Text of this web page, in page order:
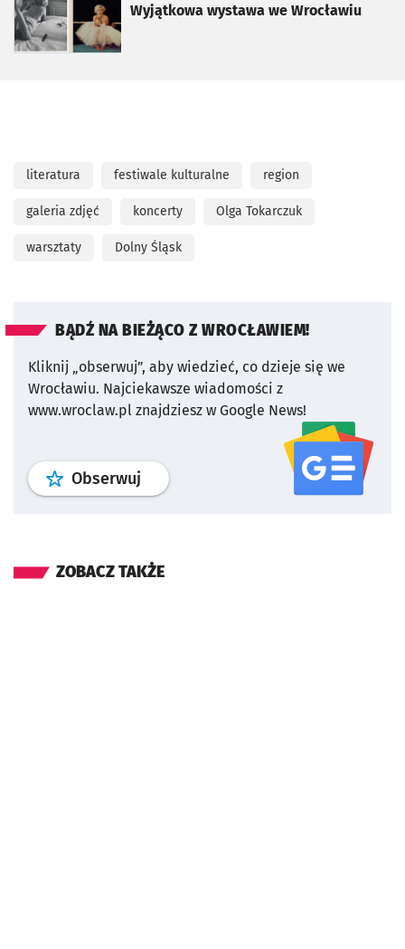
Wyjątkowa wystawa we Wrocławiu
literatura festiwale kulturalne region
galeria zdjęć koncerty Olga Tokarczuk
warsztaty Dolny Śląsk
BĄDŹ NA BIEŻĄCO Z WROCŁAWIEM!
Kliknij „obserwuj”, aby wiedzieć, co dzieje się we
Wrocławiu. Najciekawsze wiadomości z
www.wroclaw.pl znajdziesz w Google News!
Obserwuj profil serwisu
ZOBACZ TAKŻE